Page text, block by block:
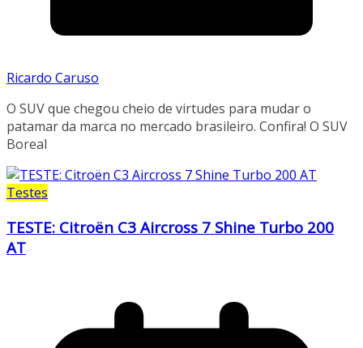
Ricardo Caruso
O SUV que chegou cheio de virtudes para mudar o
patamar da marca no mercado brasileiro. Confira! O SUV
Boreal
Testes
TESTE: Citroën C3 Aircross 7 Shine Turbo 200
AT